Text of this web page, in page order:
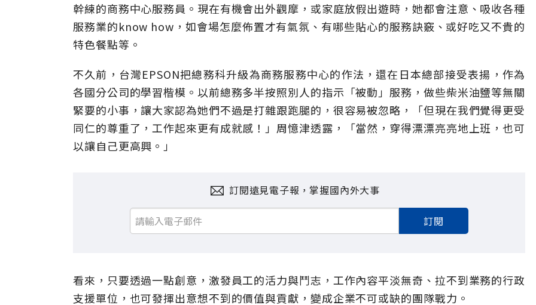
幹練的商務中心服務員。現在有機會出外觀摩，或家庭放假出遊時，她都會注意、吸收各種
服務業的know how，如會場怎麼佈置才有氣氛、有哪些貼心的服務訣竅、或好吃又不貴的
特色餐點等。
不久前，台灣EPSON把總務科升級為商務服務中心的作法，還在日本總部接受表揚，作為
各國分公司的學習楷模。以前總務多半按照別人的指示「被動」服務，做些柴米油鹽等無關
緊要的小事，讓大家認為她們不過是打雜跟跑腿的，很容易被忽略，「但現在我們覺得更受
同仁的尊重了，工作起來更有成就感！」周憶津透露，「當然，穿得漂漂亮亮地上班，也可
以讓自己更高興。」
訂閱遠見電子報，掌握國內外大事
訂閱
看來，只要透過一點創意，激發員工的活力與鬥志，工作內容平淡無奇、拉不到業務的行政
支援單位，也可發揮出意想不到的價值與貢獻，變成企業不可或缺的團隊戰力。